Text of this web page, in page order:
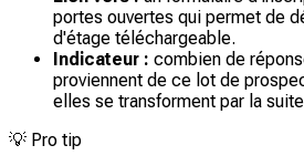
portes ouvertes qui permet de
d'étage téléchargeable.
Indicateur : combien de
proviennent de ce lot de
elles se transforment par la
💡 Pro tip